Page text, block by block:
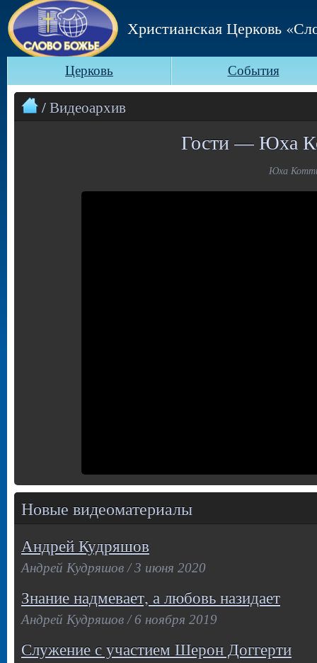
Христианская Церковь
Церковь События
/ Видеоархив
Гости — Юха
Юха
Новые видеоматериалы
Андрей Кудряшов
Андрей Кудряшов / 3 июня 2020
Знание надмевает, а любовь назидает
Андрей Кудряшов / 6 ноября 2019
Служение с участием Шерон Доггерти